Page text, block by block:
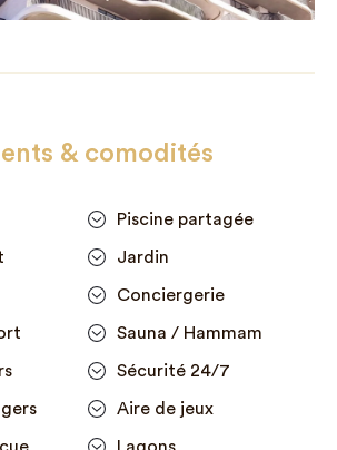
& comodités
Piscine partagée
Jardin
Conciergerie
Sauna / Hammam
Sécurité 24/7
Aire de jeux